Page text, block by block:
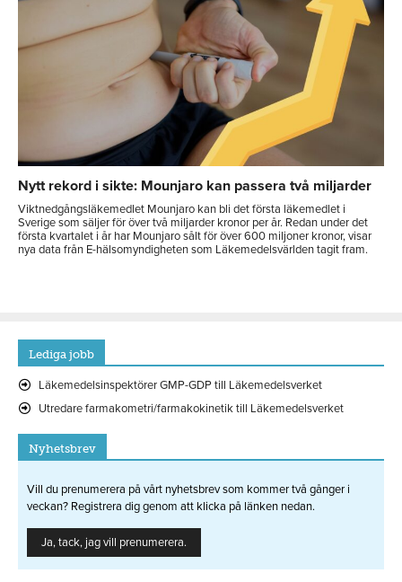
Nytt rekord i sikte: Mounjaro kan passera två miljarder
Viktnedgångsläkemedlet Mounjaro kan bli det första läkemedlet i
Sverige som säljer för över två miljarder kronor per år. Redan under det
första kvartalet i år har Mounjaro sålt för över 600 miljoner kronor, visar
nya data från E-hälsomyndigheten som Läkemedelsvärlden tagit fram.
Lediga jobb
Läkemedelsinspektörer GMP-GDP till Läkemedelsverket
Utredare farmakometri/farmakokinetik till Läkemedelsverket
Nyhetsbrev
Vill du prenumerera på vårt nyhetsbrev som kommer två gånger i
veckan? Registrera dig genom att klicka på länken nedan.
Ja, tack, jag vill prenumerera.